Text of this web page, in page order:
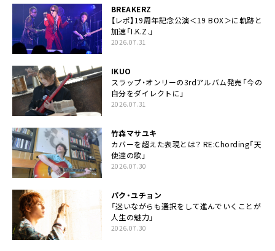
BREAKERZ
【レポ】19周年記念公演＜19 BOX＞に軌跡と
加速「I.K.Z.」
2026.07.31
IKUO
スラップ・オンリーの3rdアルバム発売「今の
自分をダイレクトに」
2026.07.31
竹森マサユキ
カバーを超えた表現とは？ RE:Chording「天
使達の歌」
2026.07.30
パク・ユチョン
「迷いながらも選択をして進んでいくことが
人生の魅力」
2026.07.30